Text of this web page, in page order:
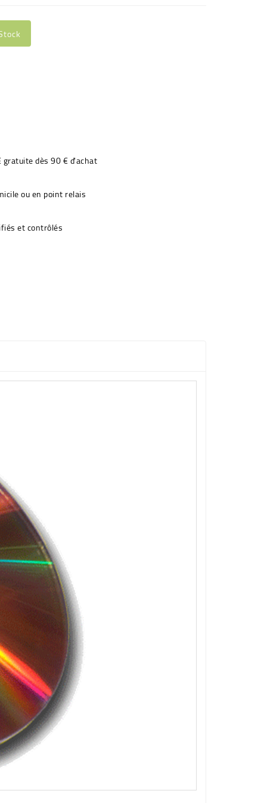
dès 90 € d'achat
ou en point relais
et contrôlés